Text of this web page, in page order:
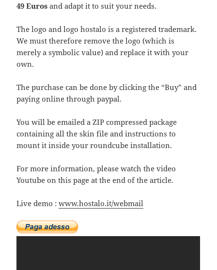
49 Euros and adapt it to suit your needs.
The logo and logo hostalo is a registered trademark.
We must therefore remove the logo (which is
merely a symbolic value) and replace it with your
own.
The purchase can be done by clicking the “Buy” and
paying online through paypal.
You will be emailed a ZIP compressed package
containing all the skin file and instructions to
mount it inside your roundcube installation.
For more information, please watch the video
Youtube on this page at the end of the article.
Live demo :www.hostalo.it/webmail